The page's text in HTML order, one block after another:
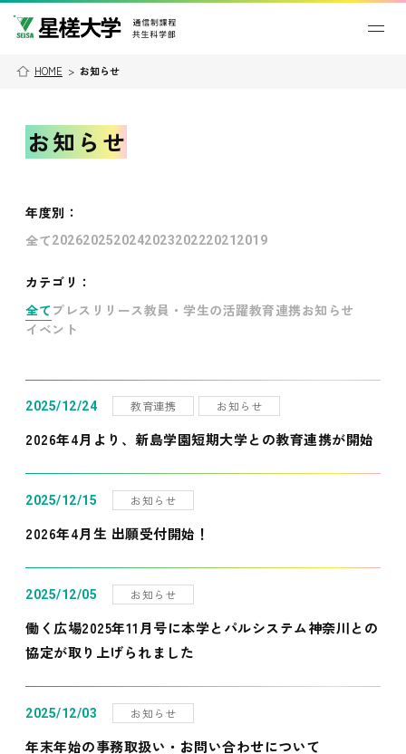
HOME > お知らせ
お知らせ
年度別 ：
全て202620252024202320222021 2019
カテゴリ：
全て プレスリリース教員・学生の活躍教育連携お知らせ
イベント
2025/12/24 教育連携 お知らせ
2026年4月より、新島学園短期大学との教育連携が開始
2025/12/15 お知らせ
2026年4月生 出願受付開始！
2025/12/05 お知らせ
働く広場2025年11月号に本学とパルシステム神奈川との
協定が取り上げられました
2025/12/03 お知らせ
年末年始の事務取扱い・お問い合わせについて